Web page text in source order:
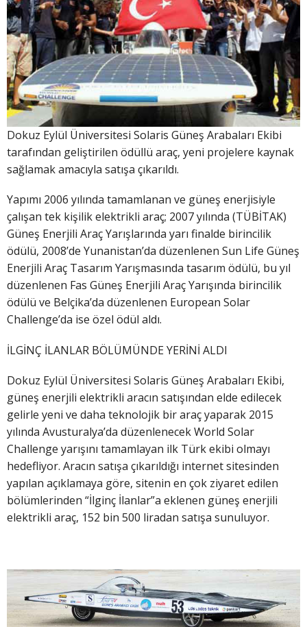
Dokuz Eylül Üniversitesi Solaris Güneş Arabaları Ekibi
tarafından geliştirilen ödüllü araç, yeni projelere kaynak
sağlamak amacıyla satışa çıkarıldı.
Yapımı 2006 yılında tamamlanan ve güneş enerjisiyle
çalışan tek kişilik elektrikli araç; 2007 yılında (TÜBİTAK)
Güneş Enerjili Araç Yarışlarında yarı finalde birincilik
ödülü, 2008’de Yunanistan’da düzenlenen Sun Life Güneş
Enerjili Araç Tasarım Yarışmasında tasarım ödülü, bu yıl
düzenlenen Fas Güneş Enerjili Araç Yarışında birincilik
ödülü ve Belçika’da düzenlenen European Solar
Challenge’da ise özel ödül aldı.
İLGİNÇ İLANLAR BÖLÜMÜNDE YERİNİ ALDI
Dokuz Eylül Üniversitesi Solaris Güneş Arabaları Ekibi,
güneş enerjili elektrikli aracın satışından elde edilecek
gelirle yeni ve daha teknolojik bir araç yaparak 2015
yılında Avusturalya’da düzenlenecek World Solar
Challenge yarışını tamamlayan ilk Türk ekibi olmayı
hedefliyor. Aracın satışa çıkarıldığı internet sitesinden
yapılan açıklamaya göre, sitenin en çok ziyaret edilen
bölümlerinden “İlginç İlanlar”a eklenen güneş enerjili
elektrikli araç, 152 bin 500 liradan satışa sunuluyor.